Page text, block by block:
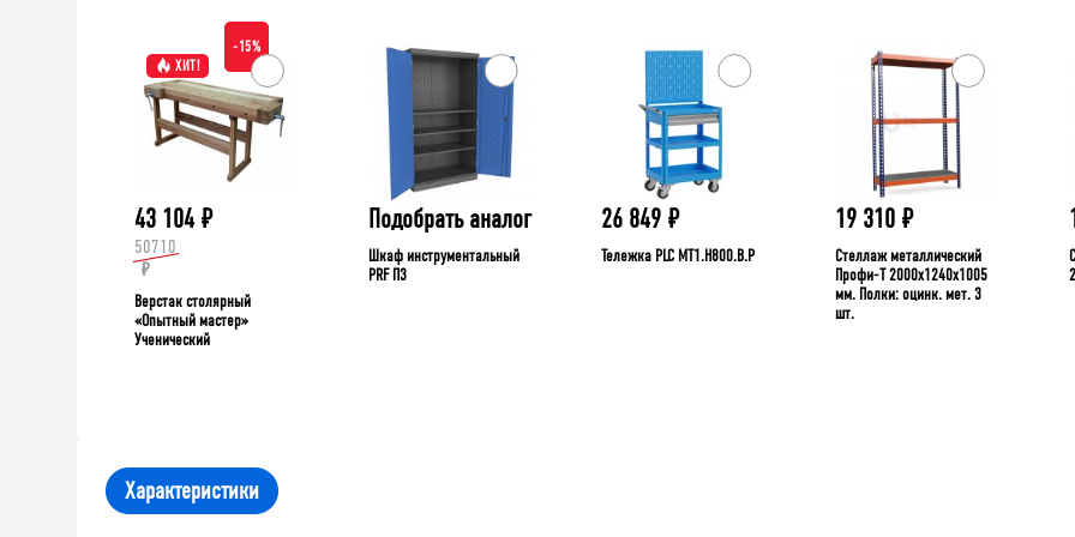
ХИТ!
-15%
43 104 ₽
50710
₽
Верстак столярный
«Опытный мастер»
Ученический
Подобрать аналог
Шкаф инструментальный
PRF П3
26 849 ₽
Тележка PLC МT1.H800.В.Р
19 310 ₽
Стеллаж металлический
Профи-Т 2000x1240x1005
мм. Полки: оцинк. мет. 3
шт.
Характеристики